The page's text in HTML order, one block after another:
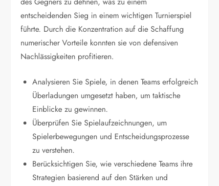
entscheidenden Sieg in einem wichtigen Turnierspiel
führte. Durch die Konzentration auf die Schaffung
numerischer Vorteile konnten sie von defensiven
Nachlässigkeiten profitieren.
Analysieren Sie Spiele, in denen Teams erfolgreich
Überladungen umgesetzt haben, um taktische
Einblicke zu gewinnen.
Überprüfen Sie Spielaufzeichnungen, um
Spielerbewegungen und Entscheidungsprozesse
zu verstehen.
Berücksichtigen Sie, wie verschiedene Teams ihre
Strategien basierend auf den Stärken und